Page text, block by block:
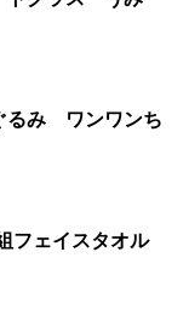
るみ ワンワンち
フェイスタオル